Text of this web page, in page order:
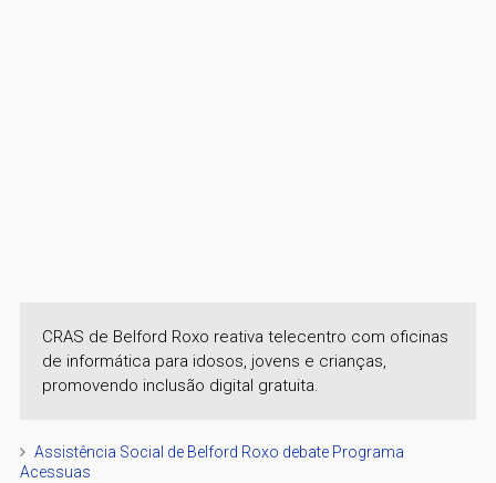
CRAS de Belford Roxo reativa telecentro com oficinas
de informática para idosos, jovens e crianças,
promovendo inclusão digital gratuita.
Assistência Social de Belford Roxo debate Programa
Acessuas